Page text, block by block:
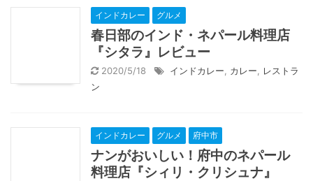
インドカレー グルメ
春日部のインド・ネパール料理店
『シタラ』レビュー
2020/5/18 インドカレー カレー
レストラ
ン
インドカレー グルメ 府中市
ナンがおいしい！府中のネパール
料理店『シィリ・クリシュナ』